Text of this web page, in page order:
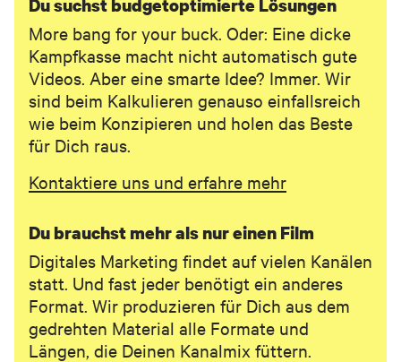
Du suchst budgetoptimierte Lösungen
More bang for your buck. Oder: Eine dicke
Kampfkasse macht nicht automatisch gute
Videos. Aber eine smarte Idee? Immer. Wir
sind beim Kalkulieren genauso einfallsreich
wie beim Konzipieren und holen das Beste
für Dich raus.
Kontaktiere uns und erfahre mehr
Du brauchst mehr als nur einen Film
Digitales Marketing findet auf vielen Kanälen
statt. Und fast jeder benötigt ein anderes
Format. Wir produzieren für Dich aus dem
gedrehten Material alle Formate und
Längen, die Deinen Kanalmix füttern.